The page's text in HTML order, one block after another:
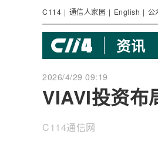
C114 | 通信人家园 | English | 公
资讯
2026/4/29 09:19
VIAVI投资布
C114通信网